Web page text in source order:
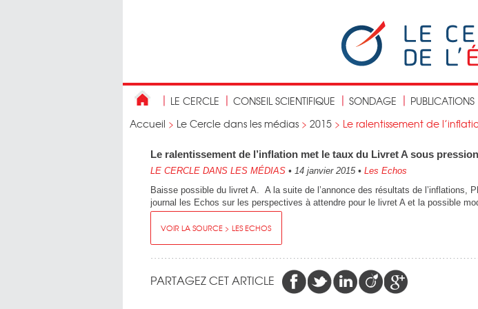
LE CERCLE CONSEIL SCIENTIFIQUE SONDAGE PUBLICATIONS
Accueil > Le Cercle dans les médias > 2015 > Le ralentissement de
Le ralentissement de l’inflation met le taux du Livret A sous pression
LE CERCLE DANS LES MÉDIAS • 14 janvier 2015 • Les Echos
Baisse possible du livret A. A la suite de l’annonce des résultats de l’inflations,
journal les Echos sur les perspectives à attendre pour le livret A et la possible
VOIR LA SOURCE > LES ECHOS
PARTAGEZ CET ARTICLE